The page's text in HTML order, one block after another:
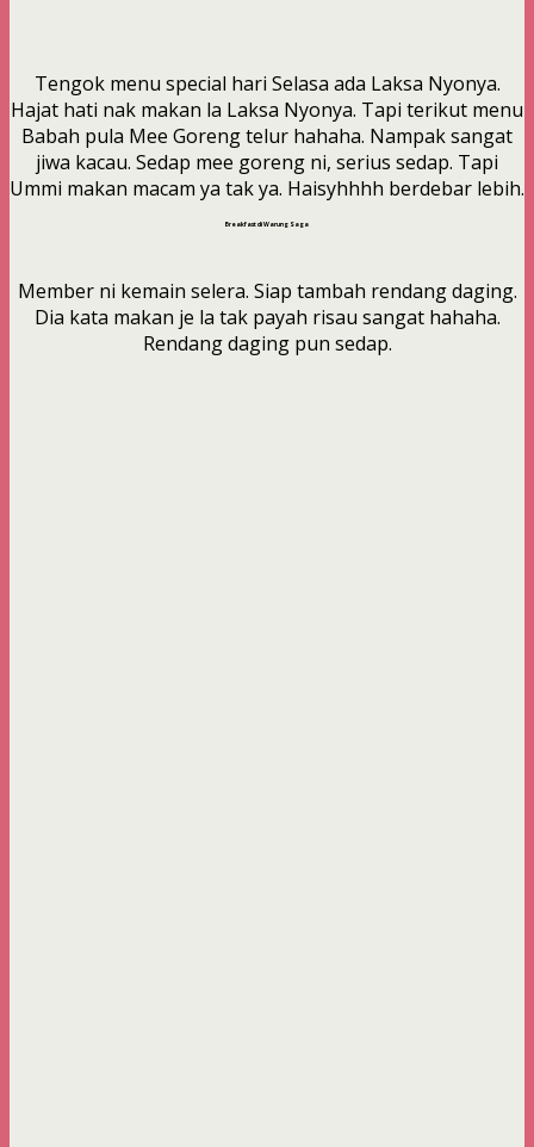
Tengok menu special hari Selasa ada Laksa Nyonya.
Hajat hati nak makan la Laksa Nyonya. Tapi terikut menu
Babah pula Mee Goreng telur hahaha. Nampak sangat
jiwa kacau. Sedap mee goreng ni, serius sedap. Tapi
Ummi makan macam ya tak ya. Haisyhhhh berdebar lebih.
Breakfast di Warung Saga
Member ni kemain selera. Siap tambah rendang daging.
Dia kata makan je la tak payah risau sangat hahaha.
Rendang daging pun sedap.